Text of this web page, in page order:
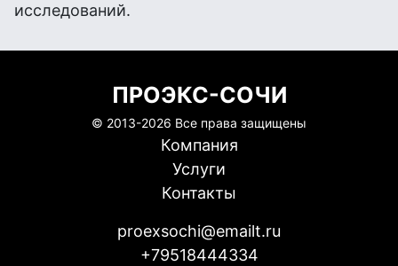
исследований.
ПРОЭКС-СОЧИ
© 2013-2026 Все права защищены
Компания
Услуги
Контакты
proexsochi@emailt.ru
+79518444334